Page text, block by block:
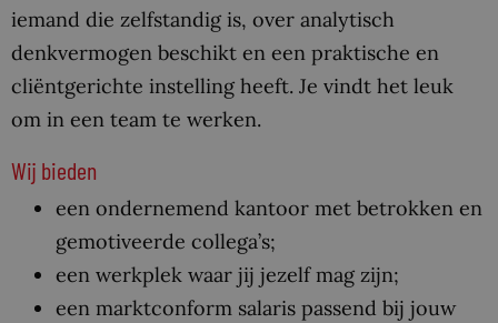
iemand die zelfstandig is, over analytisch
denkvermogen beschikt en een praktische en
cliëntgerichte instelling heeft. Je vindt het leuk
om in een team te werken.
Wij bieden
een ondernemend kantoor met betrokken en
gemotiveerde collega’s;
een werkplek waar jij jezelf mag zijn;
een marktconform salaris passend bij jouw